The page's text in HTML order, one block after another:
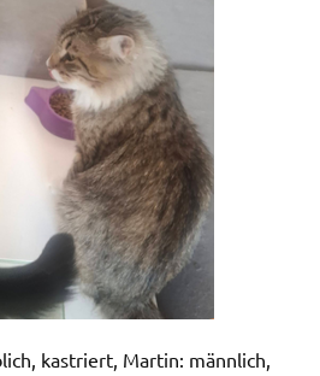
kastriert, Martin: männlich,